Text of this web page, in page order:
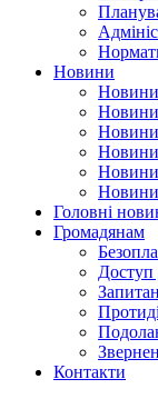
Новини
Новини
Новини
Новини
Новини
Новини
Новини
Головні
Громадянам
Доступ
Контакти